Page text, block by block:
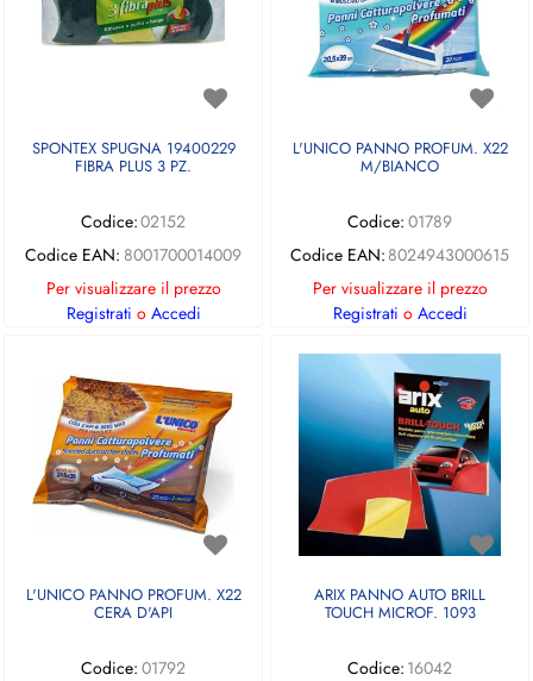
SPONTEX SPUGNA 19400229
FIBRA PLUS 3 PZ.
Codice:02152
Codice EAN: 8001700014009
Per visualizzare il prezzo
Registrati o Accedi
L'UNICO PANNO PROFUM. X22
M/BIANCO
Codice: 01789
Codice EAN: 8024943000615
Per visualizzare il prezzo
Registrati o Accedi
L'UNICO PANNO PROFUM. X22
CERA D'API
Codice: 01792
ARIX PANNO AUTO BRILL
TOUCH MICROF. 1093
Codice: 16042